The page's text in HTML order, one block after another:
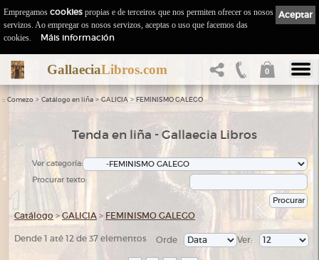
GallaeciaLibros.com 0
:: Comezo > Catálogo en liña > GALICIA> FEMINISMO GALEGO
Tenda en liña - Gallaecia Libros
Ver categoría:
Procurar texto:
Catálogo >GALICIA > FEMINISMO GALEGO
Dende 1 até 12 de 37 elementos Ver:
Orde
Aceptar
Empregamos cookies propias e de terceiros que nos permiten ofrecer os nosos
servizos. Ao empregar os nosos servizos, aceptas o uso que facemos das
cookies.
Máis información